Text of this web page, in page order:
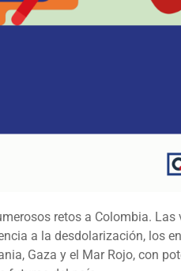
retos a Colombia.
a la desdolarización, los
Gaza y el Mar Rojo, con